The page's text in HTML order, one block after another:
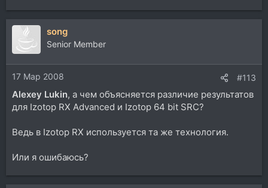
song
Senior Member
17 Мар 2008 #113
Alexey Lukin, а чем объясняется различие результатов
для Izotop RX Advanced и Izotop 64 bit SRC?
Ведь в Izotop RX используется та же технология.
Или я ошибаюсь?